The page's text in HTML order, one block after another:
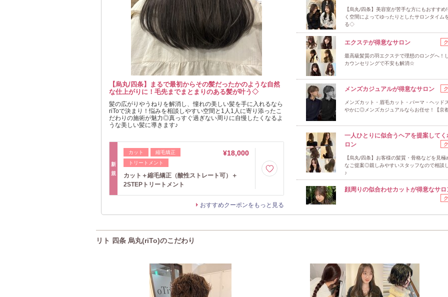
【烏丸/四条】まるで最初からその髪だったかのような自然
な仕上がりに！毛先までまとまりのある髪が叶う◇
髪の広がりやうねりを解消し、憧れの美しい髪を手に入れるなら
riToで決まり！悩みを相談しやすい空間と1人1人に寄り添ったこ
だわりの施術が魅力◎真っすぐ過ぎない周りに自慢したくなるよ
うな美しい髪に導きます♪
新
規
カット
縮毛矯正
トリートメント
¥18,000
カット＋縮毛矯正（酸性ストレート可）＋
2STEPトリートメント
おすすめクーポンをもっと見る
四条烏丸で髪質改善◎フローディアで艶髪へ！ヘアケアカ
ウンセリングで髪に一番合うケア商品を紹介♪
髪のお悩み、一人で抱え込まないで！徹底したヘアケアカウンセ
リングで、あなただけの髪に一番合うケア商品を見つけます◎フ
ローディア髪質改善で、ダメージレスな理想の美髪へ。綺麗を継
続する秘訣も伝授☆
新
規
カット
カラー
トリートメント
¥14,000
【人気No.3】ブリーチなしダブルカラー+似合
わせカット+2STEPトリートメント
おすすめクーポンをもっと見る
【烏丸/四条】美容室が苦手な方にもおすすめ
く空間によってゆったりとしたサロンタイム
る◇
エクステが得意なサロン
最高級髪質の羽エクステで理想のロングへ！
カウンセリングで不安も解消☆
メンズカジュアルが得意なサロン
メンズカット・眉毛カット・パーマ・ヘッド
やかに◎メンズカジュアルならお任せ！【京
一人ひとりに似合うヘアを提案してく
ロン
【烏丸/四条】お客様の髪質・骨格などを見極
なご提案◎親しみやすいスタッフなので相談
♪
顔周りの似合わせカットが得意なサロ
リト 四条 烏丸(riTo)のこだわり